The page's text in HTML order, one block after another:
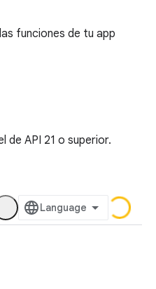
funciones de tu app
de API 21 o superior.